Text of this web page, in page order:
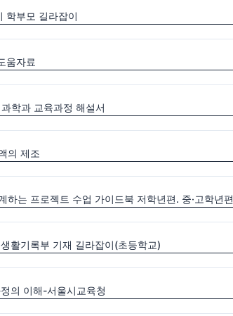
학부모 길라잡이
움자료
학과 교육과정 해설서
의 제조
하는 프로젝트 수업 가이드북 저학년편. 중·고학년편
활기록부 기재 길라잡이(초등학교)
의 이해-서울시교육청